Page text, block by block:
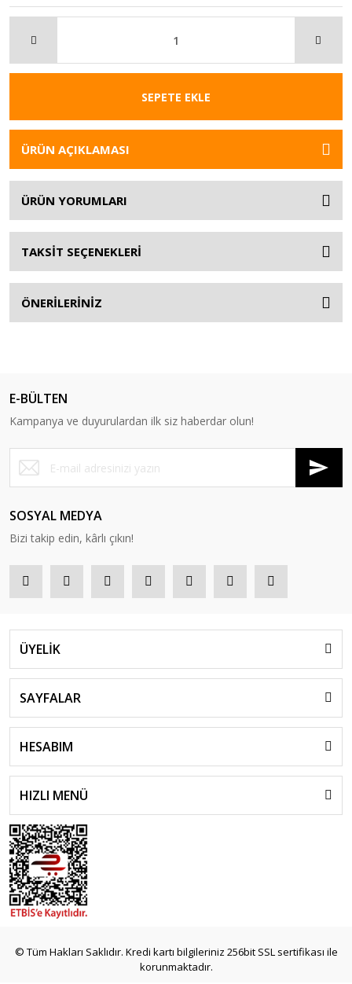
SEPETE EKLE
ÜRÜN AÇIKLAMASI
ÜRÜN YORUMLARI
TAKSİT SEÇENEKLERİ
ÖNERİLERİNİZ
E-BÜLTEN
Kampanya ve duyurulardan ilk siz haberdar olun!
SOSYAL MEDYA
Bizi takip edin, kârlı çıkın!
ÜYELİK
SAYFALAR
HESABIM
HIZLI MENÜ
© Tüm Hakları Saklıdır. Kredi kartı bilgileriniz 256bit SSL sertifikası ile
korunmaktadır.